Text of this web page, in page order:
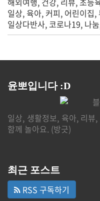
일상 육아 커피 어린이집
일상다반사 코로나19 나눔
윤뽀입니다 :D
일상, 생활정보, 육아, 리뷰
함께 놀아요. (방긋)
최근 포스트
RSS 구독하기